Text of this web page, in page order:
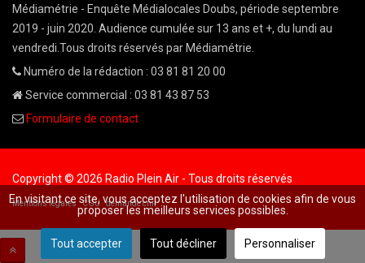
Médiamétrie - Enquête Médialocales Doubs, période septembre
2019 - juin 2020. Audience cumulée sur 13 ans et +, du lundi au
vendredi.Tous droits réservés par Médiamétrie.
Numéro de la rédaction : 03 81 81 20 00
Service commercial : 03 81 43 87 53
Formulaire de contact
Copyright © 2026 Radio Plein Air - Tous droits réservés
Mentions légales CGU demande cnil
En visitant ce site, vous acceptez l'utilisation de cookies afin de vous
proposer les meilleurs services possibles.
Tout accepter Tout décliner Personnaliser